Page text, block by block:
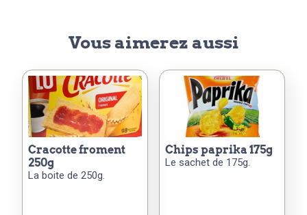
Vous aimerez aussi
cracotte froment
250g
La boite de 250g.
chips paprika 175g
Le sachet de 175g.